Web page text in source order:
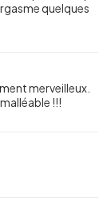
quelques
merveilleux.
!!!